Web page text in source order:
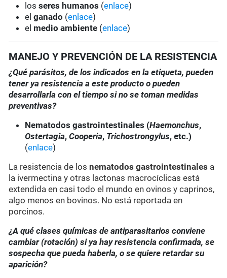
losseres humanos (enlace)
elganado (enlace)
el medio ambiente (enlace)
MANEJO Y PREVENCIÓN DE LA RESISTENCIA
¿Qué parásitos, de los indicados en la etiqueta, pueden
tener ya resistencia a este producto o pueden
desarrollarla con el tiempo si no se toman medidas
preventivas?
Nematodos gastrointestinales (Haemonchus,
Ostertagia,Cooperia, Trichostrongylus, etc.)
(enlace)
La resistencia de losnematodos gastrointestinales a
la ivermectina y otras lactonas macrocíclicas está
extendida en casi todo el mundo en ovinos y caprinos,
algo menos en bovinos. No está reportada en
porcinos.
¿A qué clases químicas de antiparasitarios conviene
cambiar (rotación) si ya hay resistencia confirmada, se
sospecha que pueda haberla, o se quiere retardar su
aparición?